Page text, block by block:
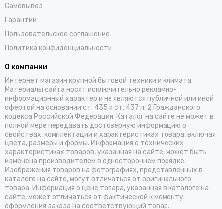
Самовывоз
Гарантии
Пользовательское соглашение
Политика конфиденциальности
О компании
Интернет магазин крупной бытовой техники и климата.
Материалы сайта носят исключительно рекламно-
информационный характер и не являются публичной или иной
офертой на основании ст. 435 и ст. 437 п. 2 Гражданского
кодекса Российской Федерации. Каталог на сайте не может в
полной мере передавать достоверную информацию о
свойствах, комплектации и характеристиках товара, включая
цвета, размеры и формы. Информация о технических
характеристиках товаров, указанная на сайте, может быть
изменена производителем в одностороннем порядке.
Изображения товаров на фотографиях, представленных в
каталоге на сайте, могут отличаться от оригинального
товара. Информация о цене товара, указанная в каталоге на
сайте, может отличаться от фактической к моменту
оформления заказа на соответствующий товар.